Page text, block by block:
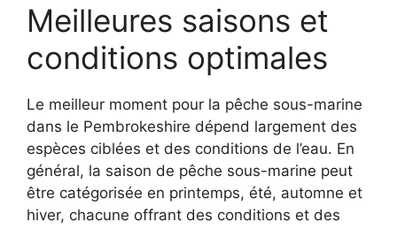
Meilleures saisons et
conditions optimales
Le meilleur moment pour la pêche sous-marine
dans le Pembrokeshire dépend largement des
espèces ciblées et des conditions de l’eau. En
général, la saison de pêche sous-marine peut
être catégorisée en printemps, été, automne et
hiver, chacune offrant des conditions et des